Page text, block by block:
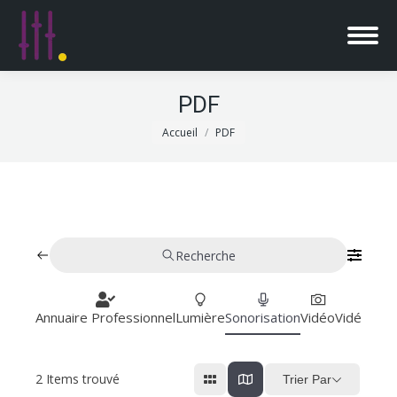
PDF
Vous êtes ici :
Accueil PDF
Recherche
Annuaire ProfessionnelLumièreSonorisationVidéo
2 Items trouvé Trier Par